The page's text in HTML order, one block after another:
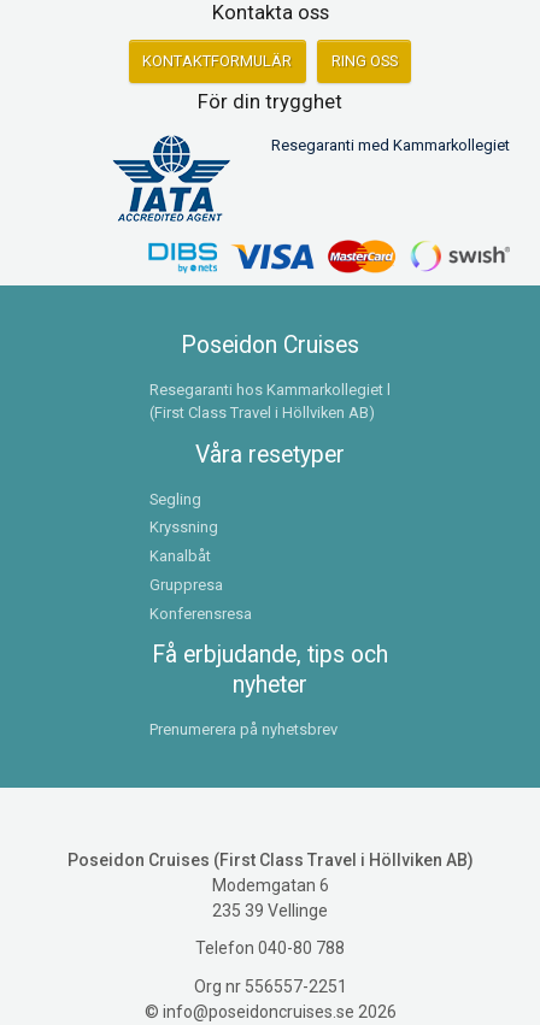
Kontakta oss
KONTAKTFORMULÄR RING OSS
För din trygghet
Resegaranti med Kammarkollegiet
Poseidon Cruises
Resegaranti hos Kammarkollegiet l
(First Class Travel i Höllviken AB)
Våra resetyper
Segling
Kryssning
Kanalbåt
Gruppresa
Konferensresa
Få erbjudande, tips och
nyheter
Prenumerera på nyhetsbrev
Poseidon Cruises (First Class Travel i Höllviken AB)
Modemgatan 6
235 39 Vellinge
Telefon 040-80 788
Org nr 556557-2251
© info@poseidoncruises.se 2026